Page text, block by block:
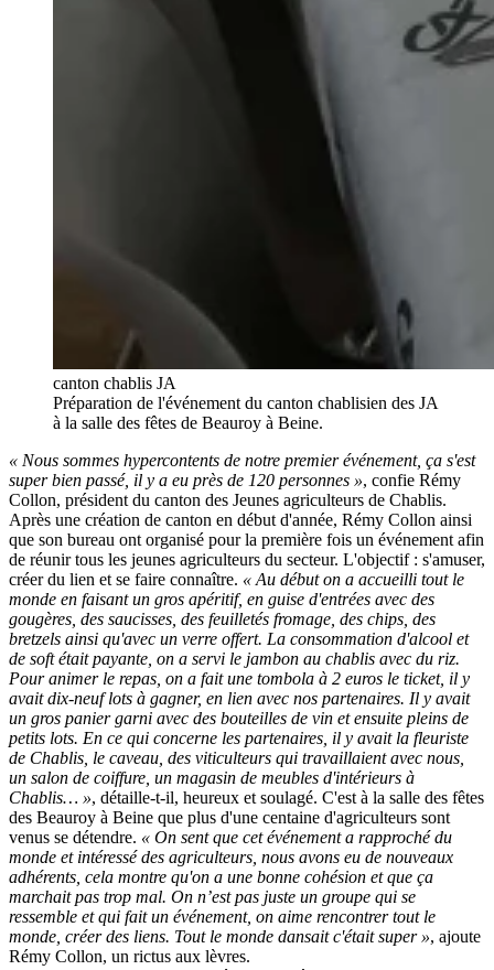
canton chablis JA
Préparation de l'événement du canton chablisien des JA
à la salle des fêtes de Beauroy à Beine.
« Nous sommes hypercontents de notre premier événement, ça s'est
super bien passé, il y a eu près de 120 personnes », confie Rémy
Collon, président du canton des Jeunes agriculteurs de Chablis.
Après une création de canton en début d'année, Rémy Collon ainsi
que son bureau ont organisé pour la première fois un événement afin
de réunir tous les jeunes agriculteurs du secteur. L'objectif : s'amuser,
créer du lien et se faire connaître. « Au début on a accueilli tout le
monde en faisant un gros apéritif, en guise d'entrées avec des
gougères, des saucisses, des feuilletés fromage, des chips, des
bretzels ainsi qu'avec un verre offert. La consommation d'alcool et
de soft était payante, on a servi le jambon au chablis avec du riz.
Pour animer le repas, on a fait une tombola à 2 euros le ticket, il y
avait dix-neuf lots à gagner, en lien avec nos partenaires. Il y avait
un gros panier garni avec des bouteilles de vin et ensuite pleins de
petits lots. En ce qui concerne les partenaires, il y avait la fleuriste
de Chablis, le caveau, des viticulteurs qui travaillaient avec nous,
un salon de coiffure, un magasin de meubles d'intérieurs à
Chablis… », détaille-t-il, heureux et soulagé. C'est à la salle des fêtes
des Beauroy à Beine que plus d'une centaine d'agriculteurs sont
venus se détendre. « On sent que cet événement a rapproché du
monde et intéressé des agriculteurs, nous avons eu de nouveaux
adhérents, cela montre qu'on a une bonne cohésion et que ça
marchait pas trop mal. On n’est pas juste un groupe qui se
ressemble et qui fait un événement, on aime rencontrer tout le
monde, créer des liens. Tout le monde dansait c'était super », ajoute
Rémy Collon, un rictus aux lèvres.